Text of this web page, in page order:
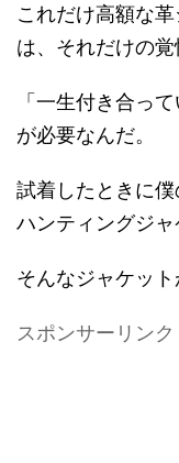
これだけ高額な
は、それだけの覚
「一生付き合っ
が必要なんだ。
試着したときに
ハンティングジャ
そんなジャケット
スポンサーリンク